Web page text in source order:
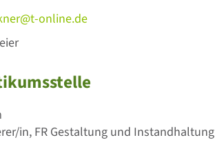
online.de
in, FR Gestaltung und Instandhaltung